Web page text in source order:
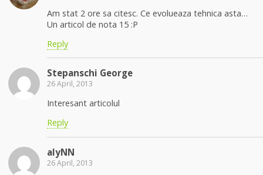
Am stat 2 ore sa citesc. Ce evolueaza tehnica asta…
Un articol de nota 15 :P
Reply
Stepanschi George
26 April, 2013
Interesant articolul
Reply
alyNN
26 April, 2013